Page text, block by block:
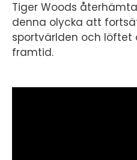
Tiger Woods
denna olycka att
sportvärlden och löftet
framtid.